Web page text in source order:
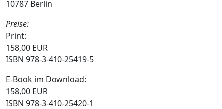
10787 Berlin
Preise:
Print:
158,00 EUR
ISBN 978-3-410-25419-5
E-Book im Download:
158,00 EUR
ISBN 978-3-410-25420-1